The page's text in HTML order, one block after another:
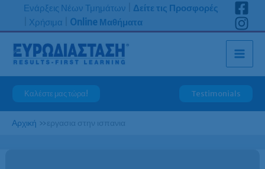
Μετάβαση
περιεχόμενο
Ενάρξεις Νέων Τμημάτων
Δείτε τις Προσφορές
Χρήσιμα Online Μαθήματα
Καλέστε μας τώρα! Testimonials
Αρχική »εργασια στην ισπανια